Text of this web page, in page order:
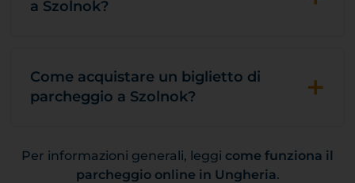
a Szolnok?
Come acquistare un biglietto di
parcheggio a Szolnok?
+
Per informazioni generali, leggi come funziona il
parcheggio online in Ungheria.